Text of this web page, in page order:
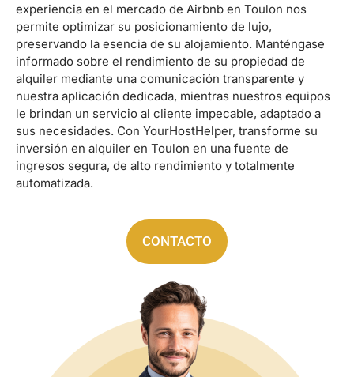
experiencia en el mercado de Airbnb en Toulon nos
permite optimizar su posicionamiento de lujo,
preservando la esencia de su alojamiento. Manténgase
informado sobre el rendimiento de su propiedad de
alquiler mediante una comunicación transparente y
nuestra aplicación dedicada, mientras nuestros equipos
le brindan un servicio al cliente impecable, adaptado a
sus necesidades. Con YourHostHelper, transforme su
inversión en alquiler en Toulon en una fuente de
ingresos segura, de alto rendimiento y totalmente
automatizada.
CONTACTO